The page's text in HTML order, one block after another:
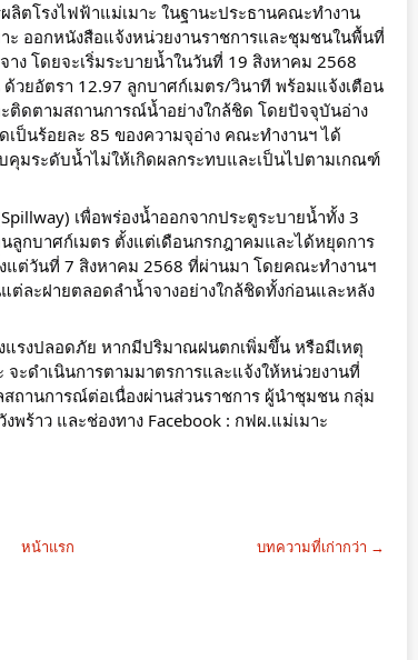
ลิตโรงไฟฟ้าแม่เมาะ ในฐานะประธานคณะทำงาน
ะ ออกหนังสือแจ้งหน่วยงานราชการและชุมชนในพื้นที่
ง โดยจะเริ่มระบายน้ำในวันที่ 19 สิงหาคม 2568
วยอัตรา 12.97 ลูกบาศก์เมตร/วินาที พร้อมแจ้งเตือน
ติดตามสถานการณ์น้ำอย่างใกล้ชิด โดยปัจจุบันอ่าง
ป็นร้อยละ 85 ของความจุอ่าง คณะทำงานฯ ได้
มระดับน้ำไม่ให้เกิดผลกระทบและเป็นไปตามเกณฑ์
เพื่อพร่องน้ำออกจากประตูระบายน้ำทั้ง 3
ลูกบาศก์เมตร ตั้งแต่เดือนกรกฎาคมและได้หยุดการ
ต่วันที่ 7 สิงหาคม 2568 ที่ผ่านมา โดยคณะทำงานฯ
ละฝายตลอดลำน้ำจางอย่างใกล้ชิดทั้งก่อนและหลัง
รงปลอดภัย หากมีปริมาณฝนตกเพิ่มขึ้น หรือมีเหตุ
จะดำเนินการตามมาตรการและแจ้งให้หน่วยงานที่
ถานการณ์ต่อเนื่องผ่านส่วนราชการ ผู้นำชุมชน กลุ่ม
พร้าว และช่องทาง Facebook : กฟผ.แม่เมาะ
บทความที่เก่ากว่า →
หน้าแรก